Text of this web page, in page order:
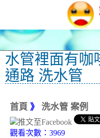
水管裡面有咖
通路 洗水管
首頁 》 洗水管 案例
觀看次數：3969